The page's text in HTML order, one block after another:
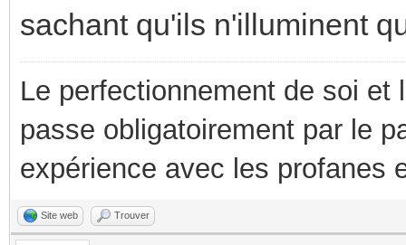
sachant qu'ils n'illuminent
Le perfectionnement de soi
passe obligatoirement par le
expérience avec les profanes
Site web Trouver